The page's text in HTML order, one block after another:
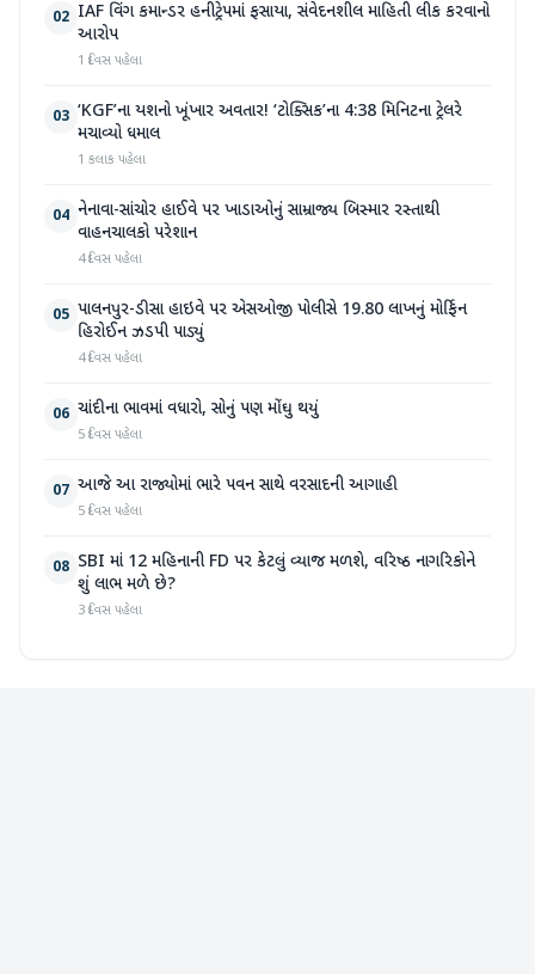
02 IAF વિંગ કમાન્ડર હનીટ્રેપમાં ફસાયા, સંવેદનશીલ માહિતી લીક કરવાનો
આરોપ
1 દિવસ પહેલા
03 ‘KGF’ના યશનો ખૂંખાર અવતાર! ‘ટોક્સિક’ના 4:38 મિનિટના ટ્રેલરે
મચાવ્યો ધમાલ
1 કલાક પહેલા
04 નેનાવા-સાંચોર હાઈવે પર ખાડાઓનું સામ્રાજ્ય બિસ્માર રસ્તાથી
વાહનચાલકો પરેશાન
4 દિવસ પહેલા
05 પાલનપુર-ડીસા હાઇવે પર એસઓજી પોલીસે 19.80 લાખનું મોર્ફિન
હિરોઈન ઝડપી પાડ્યું
4 દિવસ પહેલા
06 ચાંદીના ભાવમાં વધારો, સોનું પણ મોંઘુ થયું
5 દિવસ પહેલા
07 આજે આ રાજ્યોમાં ભારે પવન સાથે વરસાદની આગાહી
5 દિવસ પહેલા
08 SBI માં 12 મહિનાની FD પર કેટલું વ્યાજ મળશે, વરિષ્ઠ નાગરિકોને
શું લાભ મળે છે?
3 દિવસ પહેલા